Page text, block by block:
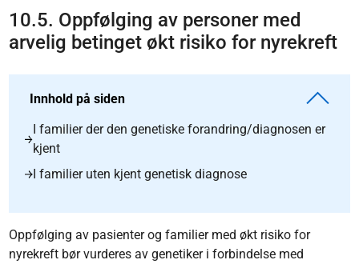
10.5. Oppfølging av personer med
arvelig betinget økt risiko for nyrekreft
Innhold på siden
I familier der den genetiske forandring/diagnosen er
kjent
I familier uten kjent genetisk diagnose
Oppfølging av pasienter og familier med økt risiko for
nyrekreft bør vurderes av genetiker i forbindelse med